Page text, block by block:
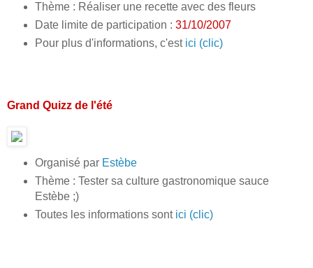
Thème : Réaliser une recette avec des fleurs
Date limite de participation : 31/10/2007
Pour plus d'informations, c'est ici (clic)
Grand Quizz de l'été
Organisé par Estèbe
Thème : Tester sa culture gastronomique sauce
Estèbe ;)
Toutes les informations sont ici (clic)